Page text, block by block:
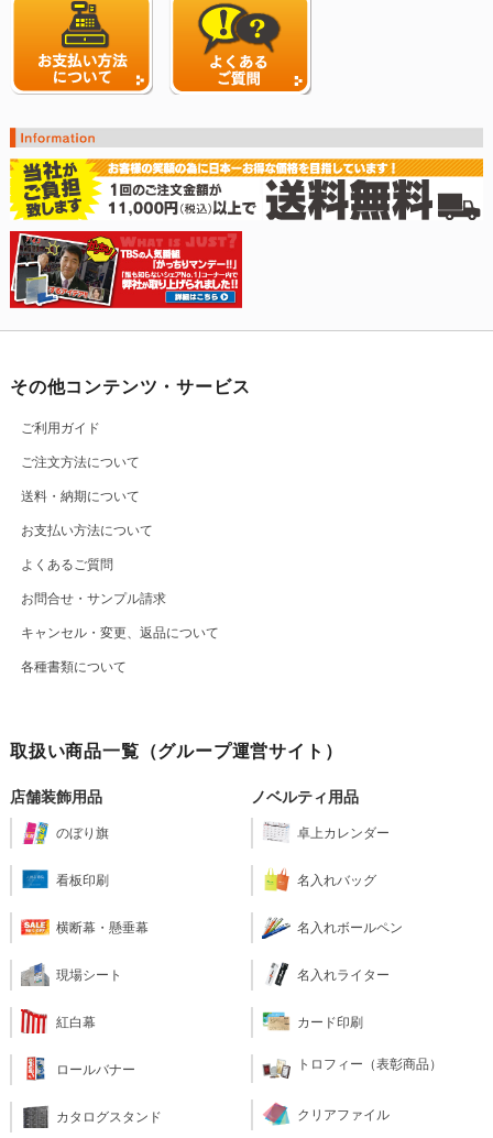
その他コンテンツ・サービス
ご利用ガイド
ご注文方法について
送料・納期について
お支払い方法について
よくあるご質問
お問合せ・サンプル請求
キャンセル・変更、返品について
各種書類について
取扱い商品一覧（グループ運営サイト）
店舗装飾用品
のぼり旗
看板印刷
横断幕・懸垂幕
現場シート
紅白幕
ロールバナー
カタログスタンド
ノベルティ用品
卓上カレンダー
名入れバッグ
名入れボールペン
名入れライター
カード印刷
トロフィー（表彰商品）
クリアファイル